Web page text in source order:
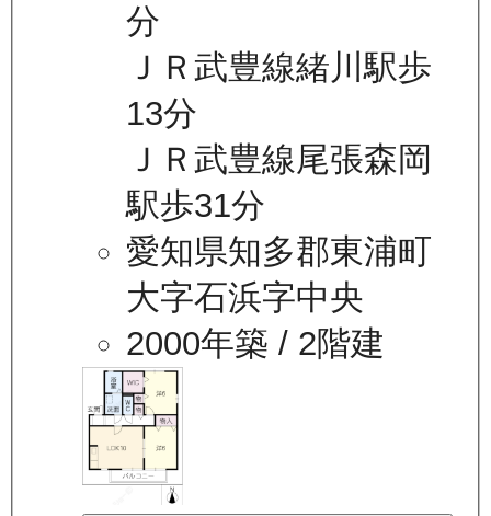
分
ＪＲ武豊線緒川駅歩
13分
ＪＲ武豊線尾張森岡
駅歩31分
愛知県知多郡東浦町
大字石浜字中央
2000年築 / 2階建